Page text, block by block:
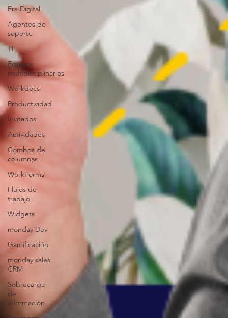
Era Digital
Agentes de
soporte
TI
Equipos
multidisciplinarios
Workdocs
Productividad
Invitados
Actividades
Combos de
columnas
WorkForms
Flujos de
trabajo
Widgets
monday Dev
Gamificación
monday sales
CRM
Sobrecarga
de
información